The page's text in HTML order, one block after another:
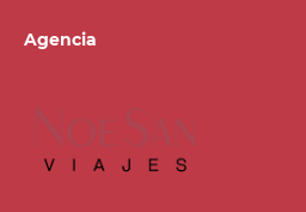
Agencia